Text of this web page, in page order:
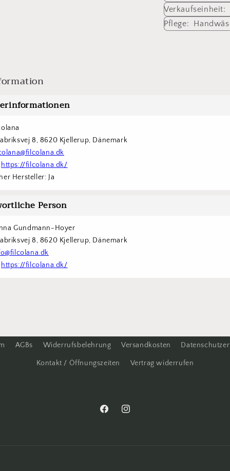
Verkaufseinheit:
Pflege:
8, 8620 Kjellerup, Dänemark
https://filcolana.dk/
Hersteller: Ja
Person
Gundmann-Hoyer
8, 8620 Kjellerup, Dänemark
https://filcolana.dk/
AGBs Widerrufsbelehrung Versandkosten
Kontakt / Öffnungszeiten Vertrag widerrufen
FacebookInstagram